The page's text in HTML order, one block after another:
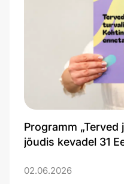
Programm
jõudis kevadel 31
02.06.2026